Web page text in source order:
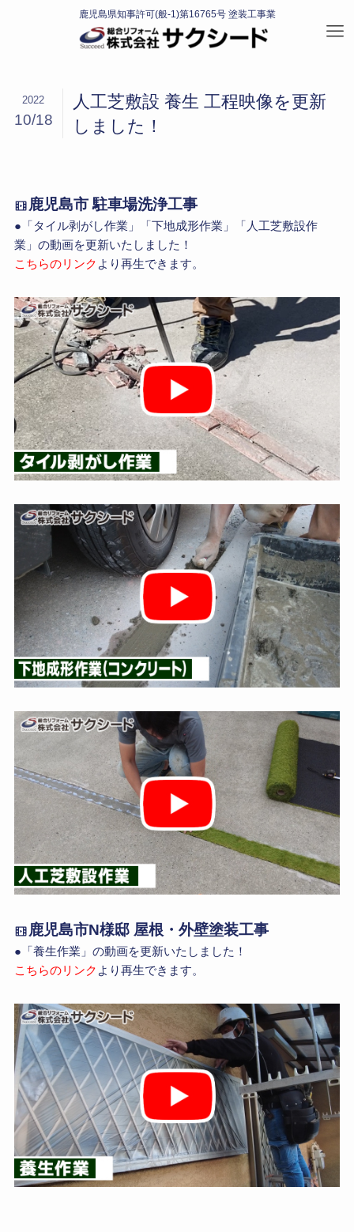
人工芝敷設 養生 工程映像を更新
しました！
2022
10/18
鹿児島市 駐車場洗浄工事
●「タイル剥がし作業」「下地成形作業」「人工芝敷設作
業」の動画を更新いたしました！
こちらのリンク より再生できます。
鹿児島市N様邸 屋根・外壁塗装工事
●「養生作業」の動画を更新いたしました！
こちらのリンク より再生できます。